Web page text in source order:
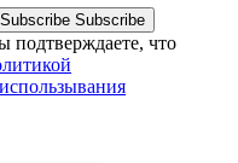
Subscribe Subscribe
подтверждаете, что